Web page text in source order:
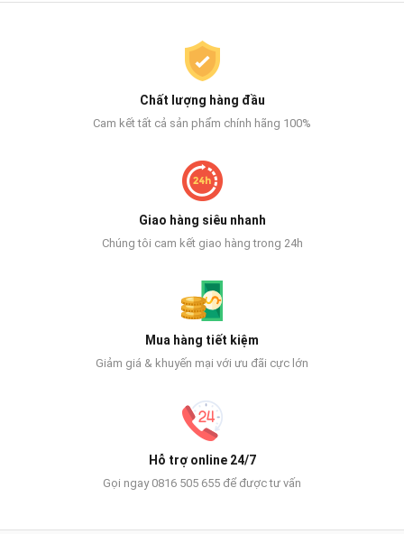
Chất lượng hàng đầu
Cam kết tất cả sản phẩm chính hãng 100%
Giao hàng siêu nhanh
Chúng tôi cam kết giao hàng trong 24h
Mua hàng tiết kiệm
Giảm giá & khuyến mại với ưu đãi cực lớn
Hỗ trợ online 24/7
Gọi ngay 0816 505 655 để được tư vấn